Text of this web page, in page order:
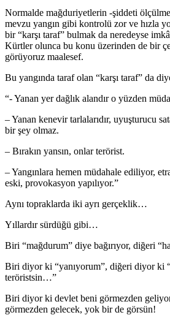
Normalde mağduriyetlerin -şiddeti
mevzu yangın gibi kontrolü zor ve hızla
bir “karşı taraf” bulmak da neredeyse
Kürtler olunca bu konu üzerinden de bir
görüyoruz maalesef.
Bu yangında taraf olan “karşı taraf” da
“- Yanan yer dağlık alandır o yüzden
– Yanan kenevir tarlalarıdır, uyuşturucu
bir şey olmaz.
– Bırakın yansın, onlar terörist.
– Yangınlara hemen müdahale ediliyor,
eski, provokasyon yapılıyor.”
Aynı topraklarda iki ayrı gerçeklik…
Yıllardır sürdüğü gibi…
Biri “mağdurum” diye bağırıyor, diğeri
Biri diyor ki “yanıyorum”, diğeri diyor ki
teröristsin…”
Biri diyor ki devlet beni görmezden
görmezden gelecek, yok bir de görsün!